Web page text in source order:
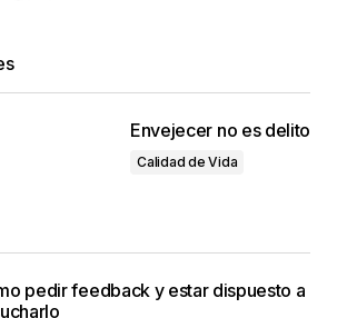
Envejecer no es delito
Calidad de Vida
pedir feedback y estar dispuesto a